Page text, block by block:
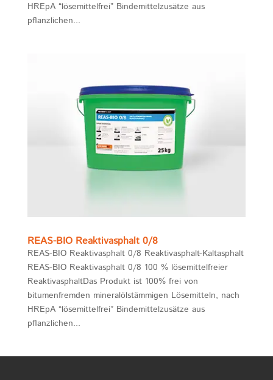
HREpA “lösemittelfrei” Bindemittelzusätze aus
pflanzlichen...
REAS-BIO Reaktivasphalt 0/8
REAS-BIO Reaktivasphalt 0/8 Reaktivasphalt-Kaltasphalt
REAS-BIO Reaktivasphalt 0/8 100 % lösemittelfreier
ReaktivasphaltDas Produkt ist 100% frei von
bitumenfremden mineralölstämmigen Lösemitteln, nach
HREpA “lösemittelfrei” Bindemittelzusätze aus
pflanzlichen...